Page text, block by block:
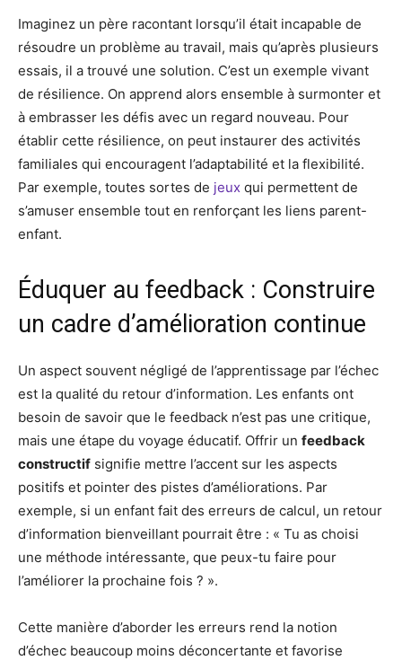
Imaginez un père racontant lorsqu’il était incapable de
résoudre un problème au travail, mais qu’après plusieurs
essais, il a trouvé une solution. C’est un exemple vivant
de résilience. On apprend alors ensemble à surmonter et
à embrasser les défis avec un regard nouveau. Pour
établir cette résilience, on peut instaurer des activités
familiales qui encouragent l’adaptabilité et la flexibilité.
Par exemple, toutes sortes de jeux qui permettent de
s’amuser ensemble tout en renforçant les liens parent-
enfant.
Éduquer au feedback : Construire
un cadre d’amélioration continue
Un aspect souvent négligé de l’apprentissage par l’échec
est la qualité du retour d’information. Les enfants ont
besoin de savoir que le feedback n’est pas une critique,
mais une étape du voyage éducatif. Offrir un feedback
constructif signifie mettre l’accent sur les aspects
positifs et pointer des pistes d’améliorations. Par
exemple, si un enfant fait des erreurs de calcul, un retour
d’information bienveillant pourrait être : « Tu as choisi
une méthode intéressante, que peux-tu faire pour
l’améliorer la prochaine fois ? ».
Cette manière d’aborder les erreurs rend la notion
d’échec beaucoup moins déconcertante et favorise